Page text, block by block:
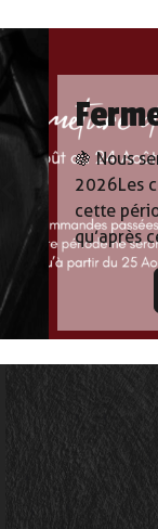
🍇 Nous
2026 Les
cette
qu’après